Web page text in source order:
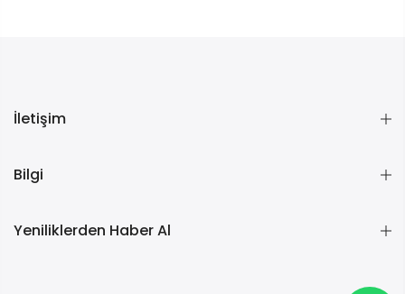
İletişim
Bilgi
Yeniliklerden Haber Al